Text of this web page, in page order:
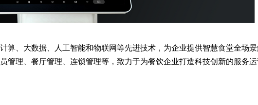
、大数据、人工智能和物联网等先进技术，为企业提供智慧食堂全场
管理、餐厅管理、连锁管理等，致力于为餐饮企业打造科技创新的服务